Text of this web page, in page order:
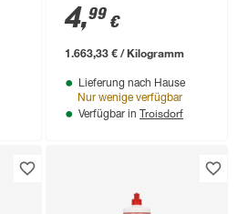
transparent 3 g
4,99 €
1.663,33 € / Kilogramm
Lieferung nach Hause
Nur wenige verfügbar
Verfügbar in Troisdorf